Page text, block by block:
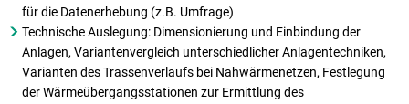
für die Datenerhebung (z.B. Umfrage)
Technische Auslegung: Dimensionierung und Einbindung der
Anlagen, Variantenvergleich unterschiedlicher Anlagentechniken,
Varianten des Trassenverlaufs bei Nahwärmenetzen, Festlegung
der Wärmeübergangsstationen zur Ermittlung des